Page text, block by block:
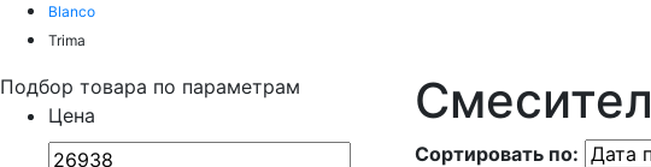
Blanco
Trima
Подбор товара по параметрам
Цена
Сортировать по: